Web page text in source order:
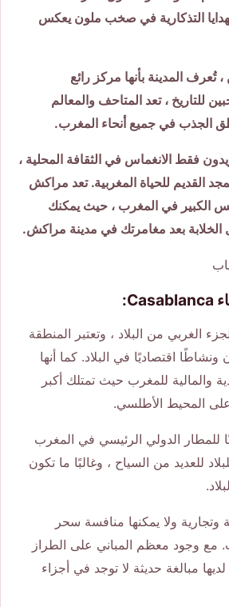
التذكارية في صخب ملون يعكس
تُعرف المدينة بأنها مركز رائع
للتاريخ ، تعد المتاحف والمعالم
الجذب في جميع أنحاء المغرب.
فقط الانغماس في الثقافة المحلية ،
القديم للحياة المغربية. تعد مراكش
الكبير في المغرب ، حيث يمكنك
الخلابة بعد مغامرتك في مدينة مراكش.
الغربي من البلاد ، وتعتبر المنطقة
ونشاطًا اقتصاديًا في البلاد. كما أنها
والمالية للمغرب حيث تمتلك أكبر
المحيط الأطلسي.
للمطار الدولي الرئيسي في المغرب
للعديد من السياح ، وغالبًا ما تكون
وتجارية ولا يمكنها منافسة سحر
وجود معظم المباني على الطراز
مبالغة حديثة لا توجد في أجزاء